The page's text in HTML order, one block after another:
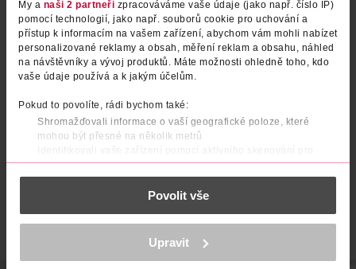
My a naši 2 partneři zpracováváme vaše údaje (jako např. číslo IP)
pomocí technologií, jako např. souborů cookie pro uchování a
přístup k informacím na vašem zařízení, abychom vám mohli nabízet
personalizované reklamy a obsah, měření reklam a obsahu, náhled
na návštěvníky a vývoj produktů. Máte možnosti ohledně toho, kdo
vaše údaje používá a k jakým účelům.
Pokud to povolíte, rádi bychom také:
Shromažďovali informace o vaší geografické poloze, které
mohou být přesné na několik metrů
Identifikovali vaše zařízení pomocí aktivního skenování pro
konkrétní charakteristiky (otisk prstu)
Zjistěte více o tom, jak zpracováváme vaše osobní údaje, a nastavte
části s podrobnostmi . Svůj souhlas můžete kdykoliv
K provozu stránek, personalizaci obsahu a reklam, funkcí sociálních
médií, analýze návštěvnosti, které mohou nést osobní údaje.
Více najdete vprohlášení o ochraně osobních údajů.
Povolit vše
Upravit
Lak na nehty 1 Blanc
Essie 1 ks
219 Kč
Lak na nehty 277 Pure